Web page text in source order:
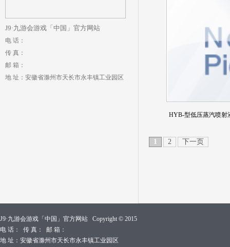
J9·九游会游戏「中国」官方网站
电 话：
传 真：
邮 箱：
地 址：安徽省滁州市天长市永丰镇工业园区
HYB-型低压蒸汽喷射
1 2 下一页
J9·九游会游戏「中国」官方网站 Copyright © 2015
电 话： 传 真： 邮 箱：
地 址：安徽省滁州市天长市永丰镇工业园区